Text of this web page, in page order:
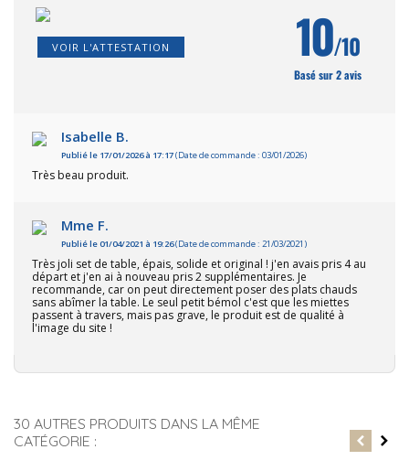
VOIR L'ATTESTATION 10/10
Basé sur 2 avis
Isabelle B.
Publié le 17/01/2026 à 17:17(Date de commande : 03/01/2026)
Très beau produit.
Mme F.
Publié le 01/04/2021 à 19:26(Date de commande : 21/03/2021)
Très joli set de table, épais, solide et original ! j'en avais pris 4 au
départ et j'en ai à nouveau pris 2 supplémentaires. Je
recommande, car on peut directement poser des plats chauds
sans abîmer la table. Le seul petit bémol c'est que les miettes
passent à travers, mais pas grave, le produit est de qualité à
l'image du site !
30 AUTRES PRODUITS DANS LA MÊME
CATÉGORIE :